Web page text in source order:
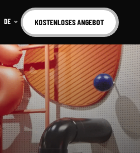
DE KOSTENLOSES ANGEBOT